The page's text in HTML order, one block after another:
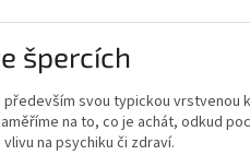
špercích
svou typickou vrstvenou
na to, co je achát, odkud
na psychiku či zdraví.